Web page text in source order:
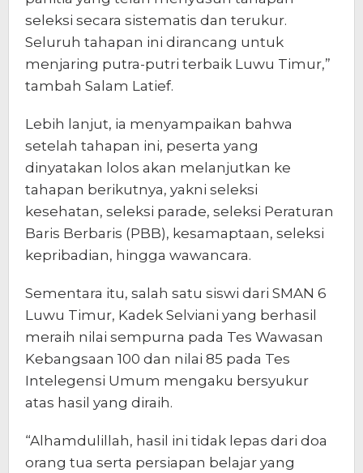
seleksi secara sistematis dan terukur.
Seluruh tahapan ini dirancang untuk
menjaring putra-putri terbaik Luwu Timur,”
tambah Salam Latief.
Lebih lanjut, ia menyampaikan bahwa
setelah tahapan ini, peserta yang
dinyatakan lolos akan melanjutkan ke
tahapan berikutnya, yakni seleksi
kesehatan, seleksi parade, seleksi Peraturan
Baris Berbaris (PBB), kesamaptaan, seleksi
kepribadian, hingga wawancara.
Sementara itu, salah satu siswi dari SMAN 6
Luwu Timur, Kadek Selviani yang berhasil
meraih nilai sempurna pada Tes Wawasan
Kebangsaan 100 dan nilai 85 pada Tes
Intelegensi Umum mengaku bersyukur
atas hasil yang diraih.
“Alhamdulillah, hasil ini tidak lepas dari doa
orang tua serta persiapan belajar yang